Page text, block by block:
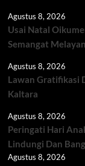
Agustus 8, 2026
Usai Natal
Semangat
Agustus 8, 2026
Lawan Gratifikasi
Kaltara
Agustus 8, 2026
Peringati Hari
Lindungi Dan
Agustus 8, 2026